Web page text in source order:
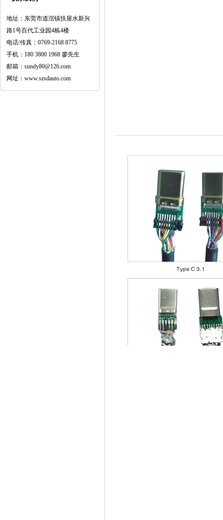
地址：东莞市道滘镇扶屋水新兴
路1号百代工业园4栋4楼
电话/传真：0769-2168 8775
手机：180 3800 1968 廖先生
邮箱：sundy80@126.com
网址：www.szsdauto.com